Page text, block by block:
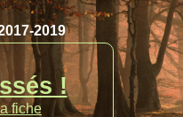
2019
!
fiche